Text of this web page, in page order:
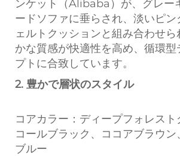
ンケット（Alibaba）が、グレー
ードソファに垂らされ、淡いピン
ェルトクッションと組み合わせ
かな質感が快適性を高め、循環型
プトに合致しています。
2. 豊かで層状のスタイル
コアカラー：ディープフォレスト
コールブラック、ココアブラウン
ブルー